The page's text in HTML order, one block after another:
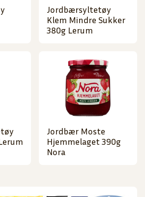
Jordbærsyltetøy
Klem Mindre Sukker
380g Lerum
Jordbær Moste
Hjemmelaget 390g
Nora